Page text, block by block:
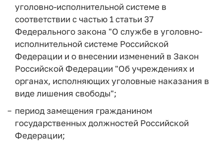
уголовно-исполнительной системе в
соответствии с частью 1 статьи 37
Федерального закона "О службе в уголовно-
исполнительной системе Российской
Федерации и о внесении изменений в Закон
Российской Федерации "Об учреждениях и
органах, исполняющих уголовные наказания в
виде лишения свободы";
период замещения гражданином
государственных должностей Российской
Федерации;